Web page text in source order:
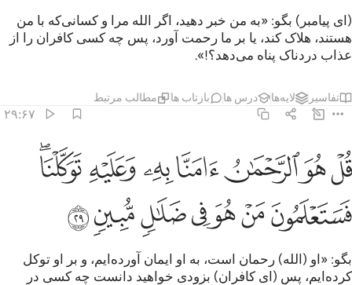
(ای پیامبر) بگو: «به من خبر دهید، اگر الله مرا و کسانی‌که با من
هستند، هلاک کند، یا بر ما رحمت آورد، پس چه کسی کافران را از
عذاب دردناک پناه می‌دهد؟!».
تفاسیر لایه‌ها درس ها بازتاب ها مطالب مرتبط
۲۹:۶۷
قل هو الرحمان امنا به وعليه توكلنا فستعلمون من هو في ضلال مبين ٢٩
قُلْ هُوَ ٱلرَّحْمَـٰنُ ءَامَنَّا بِهِۦ وَعَلَيْهِ تَوَكَّلْنَا ۖ فَسَتَعْلَمُونَ مَنْ هُوَ فِى
ﱟﱠﱡﱢﱣﱤﱥﱦ
ﱧﱨﱩﱪﱫﱬﱭ
بگو: «او (الله) رحمان است، به او ایمان آورده‌ایم، و بر او توکل
کرده‌ایم، پس (ای کافران) بزودی خواهید دانست چه کسی در